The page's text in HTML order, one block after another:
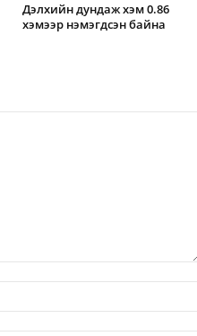
Дэлхийн дундаж хэм 0.86
хэмээр нэмэгдсэн байна